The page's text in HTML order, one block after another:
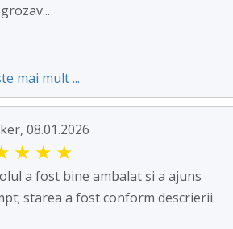
mai mult ...
08.01.2026
★ ★ ★
a fost bine ambalat și a ajuns
starea a fost conform descrierii.